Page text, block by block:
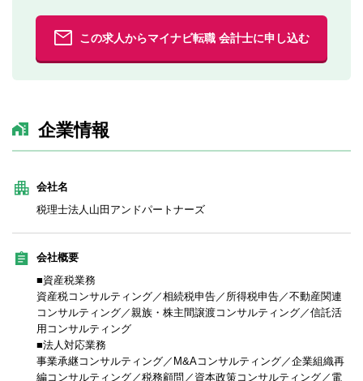
この求人からマイナビ転職 会計士に申し込む
企業情報
会社名
税理士法人山田アンドパートナーズ
会社概要
■資産税業務
資産税コンサルティング／相続税申告／所得税申告／不動産関連
コンサルティング／親族・株主間譲渡コンサルティング／信託活
用コンサルティング
■法人対応業務
事業承継コンサルティング／M&Aコンサルティング／企業組織再
編コンサルティング／税務顧問／資本政策コンサルティング／電